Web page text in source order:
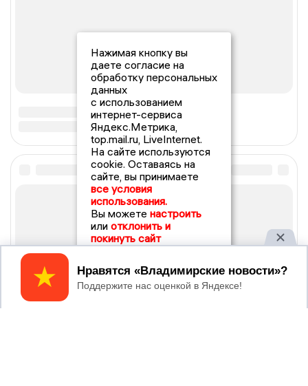
Нажимая кнопку вы
даете согласие на
обработку персональных
данных
с использованием
интернет-сервиса
Яндекс.Метрика,
top.mail.ru, LiveInternet.
На сайте используются
cookie. Оставаясь на
сайте, вы принимаете
все условия
использования.
Вы можете настроить
или отклонить и
покинуть сайт
Принять